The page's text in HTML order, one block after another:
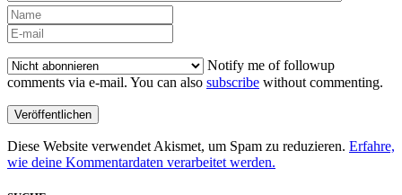
Notify me of followup
comments via e-mail. You can also subscribe without commenting.
Diese Website verwendet Akismet, um Spam zu reduzieren. Erfahre,
wie deine Kommentardaten verarbeitet werden.